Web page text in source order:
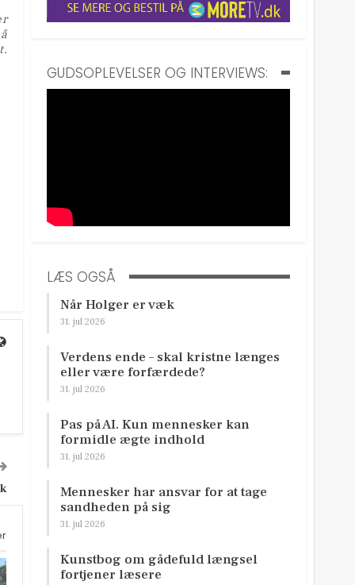
GUDSOPLEVELSER OG INTERVIEWS:
LÆS OGSÅ
Når Holger er væk
31. jul 2026
Verdens ende – skal kristne længes
eller være forfærdede?
31. jul 2026
Pas på AI. Kun mennesker kan
formidle ægte indhold
31. jul 2026
Mennesker har ansvar for at tage
sandheden på sig
31. jul 2026
Kunstbog om gådefuld længsel
fortjener læsere